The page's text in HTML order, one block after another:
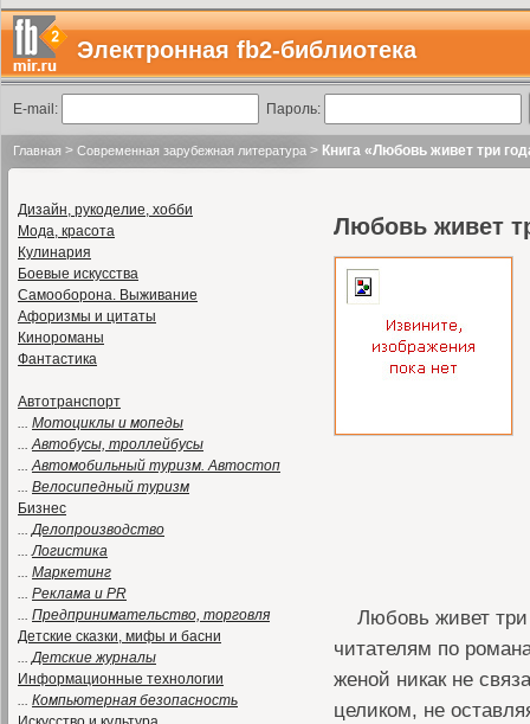
Электронная fb2-библиотека
E-mail: Пароль:
Главная > Современная зарубежная литература > Книга «Любовь живет три
Дизайн, рукоделие, хобби
Мода, красота
Кулинария
Боевые искусства
Самооборона. Выживание
Афоризмы и цитаты
Кинороманы
Фантастика
Автотранспорт
... Мотоциклы и мопеды
...Автобусы, троллейбусы
...Автомобильный туризм. Автостоп
... Велосипедный туризм
Бизнес
...Делопроизводство
...Логистика
... Маркетинг
... Реклама и PR
... Предпринимательство, торговля
Детские сказки, мифы и басни
...Детские журналы
Информационные технологии
... Компьютерная безопасность
Любовь живет
Любовь живет
читателям по
женой никак не
целиком, не